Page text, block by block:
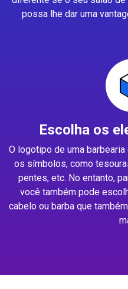
possa lhe dar uma
Escolha os
O logotipo de uma
os símbolos, como
pentes, etc. No entanto,
você também pode
cabelo ou barba que